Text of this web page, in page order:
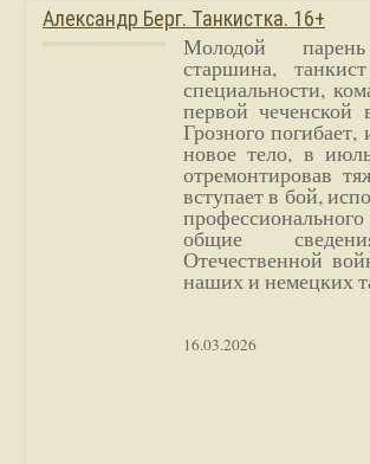
Александр Берг. Танкистка. 16+
Молодой
старшина,
специальности,
первой
Грозного
новое тело, в
отремонтировав
вступает в бой,
общие
Отечественной
наших и немецких
16.03.2026